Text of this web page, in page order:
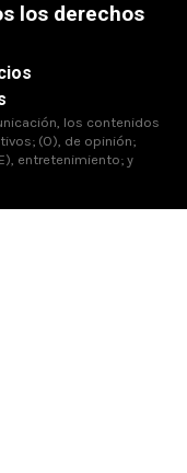
los derechos
los contenidos
(O), de opinión;
entretenimiento; y